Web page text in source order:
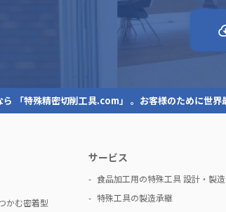
「特殊精密切削工具.com」 。お客様のために世界
かむ密着型
サービス
食品加工用の特殊工具 設計・製造
特殊工具の製造承継